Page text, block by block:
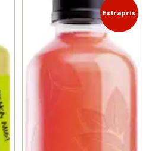
Extrapris